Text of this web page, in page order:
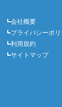
会社概要
プライバシーポ
利用規約
サイトマップ